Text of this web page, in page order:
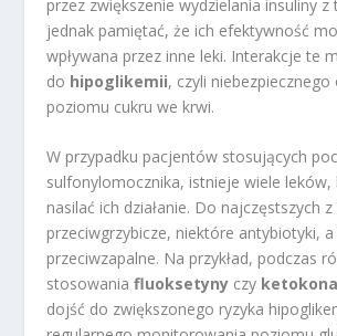
przez zwiększenie wydzielania insuliny z
jednak pamiętać, że ich efektywność
wpływana przez inne leki. Interakcje te
do hipoglikemii, czyli niebezpiecznego
poziomu cukru we krwi.
W przypadku pacjentów stosujących
sulfonylomocznika, istnieje wiele
nasilać ich działanie. Do najczęstszych
przeciwgrzybicze, niektóre antybiotyki,
przeciwzapalne. Na przykład, podczas
stosowaniafluoksetyny czy
dojść do zwiększonego ryzyka